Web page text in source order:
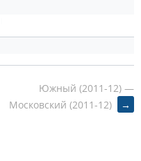
Южный (2011-12) —
Московский (2011-12)
→